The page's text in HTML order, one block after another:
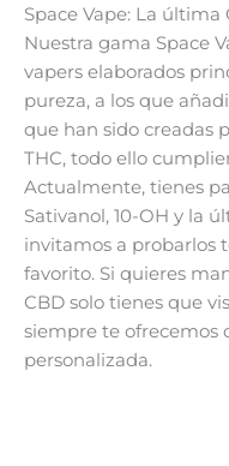
Space Vape: La última
Nuestra gama Space
vapers elaborados
pureza, a los que
que han sido creadas
THC, todo ello
Actualmente, tienes
Sativanol, 10-OH y la
invitamos a probarlos
favorito. Si quieres
CBD solo tienes que
siempre te ofrecemos
personalizada.